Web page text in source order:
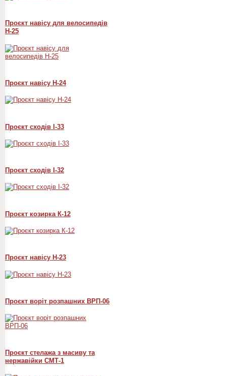
Проєкт навісу для велосипедів
Н-25
Проєкт навісу Н-24
Проєкт сходів I-33
Проєкт сходів I-32
Проєкт козирка К-12
Проєкт навісу Н-23
Проєкт воріт розпашних ВРП-06
Проєкт стелажа з масиву та
нержавійки СМТ-1